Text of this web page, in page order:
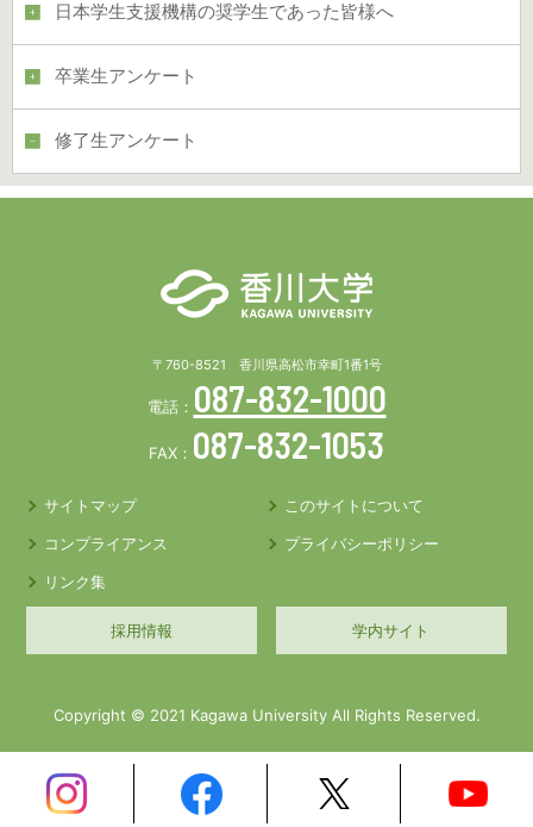
日本学生支援機構の奨学生であった皆様へ
卒業生アンケート
修了生アンケート
〒760-8521 香川県高松市幸町1番1号
電話： 087-832-1000
FAX： 087-832-1053
サイトマップ
このサイトについて
コンプライアンス
プライバシーポリシー
リンク集
採用情報 学内サイト
Copyright © 2021 Kagawa University All Rights Reserved.